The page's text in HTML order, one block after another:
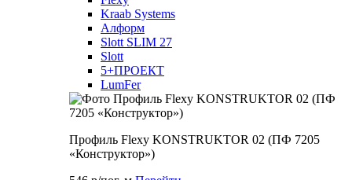
Kraab Systems
Алформ
Slott SLIM 27
Slott
5+ПРОЕКТ
LumFer
Профиль Flexy KONSTRUKTOR 02 (ПФ 7205
«Конструктор»)